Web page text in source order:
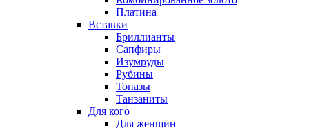
Платина
Вставки
Бриллианты
Сапфиры
Изумруды
Рубины
Топазы
Танзаниты
Для кого
Для женщин